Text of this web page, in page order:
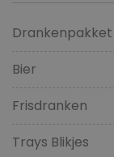
Drankenpakket
Bier
Frisdranken
Trays Blikjes